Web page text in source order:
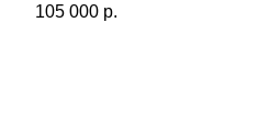
105 000 р.